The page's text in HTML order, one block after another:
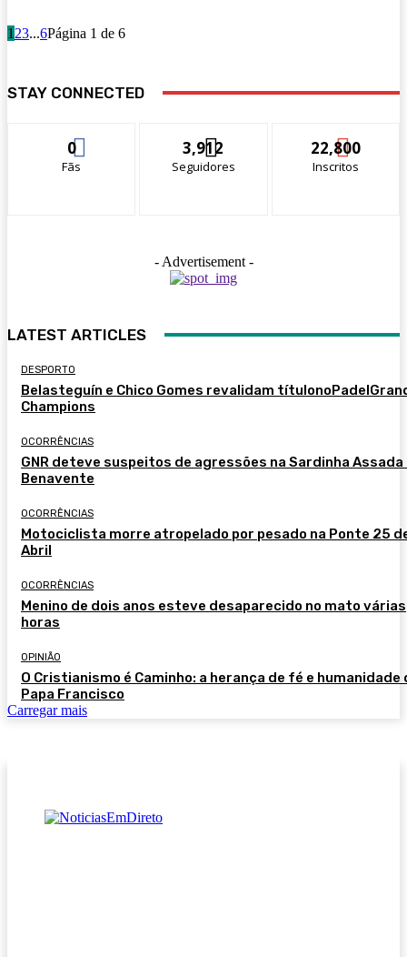
1 23...6Página 1 de 6
STAY CONNECTED
0
Fãs
3,912
Seguidores
22,800
Inscritos
- Advertisement -
LATEST ARTICLES
DESPORTO
Belasteguín e Chico Gomes revalidam
Champions
OCORRÊNCIAS
GNR deteve suspeitos de agressões na Sardinha Assada
Benavente
OCORRÊNCIAS
Motociclista morre atropelado por pesado na Ponte 25
Abril
OCORRÊNCIAS
Menino de dois anos esteve desaparecido no mato várias
horas
OPINIÃO
O Cristianismo é Caminho: a herança de fé e humanidade
Papa Francisco
Carregar mais